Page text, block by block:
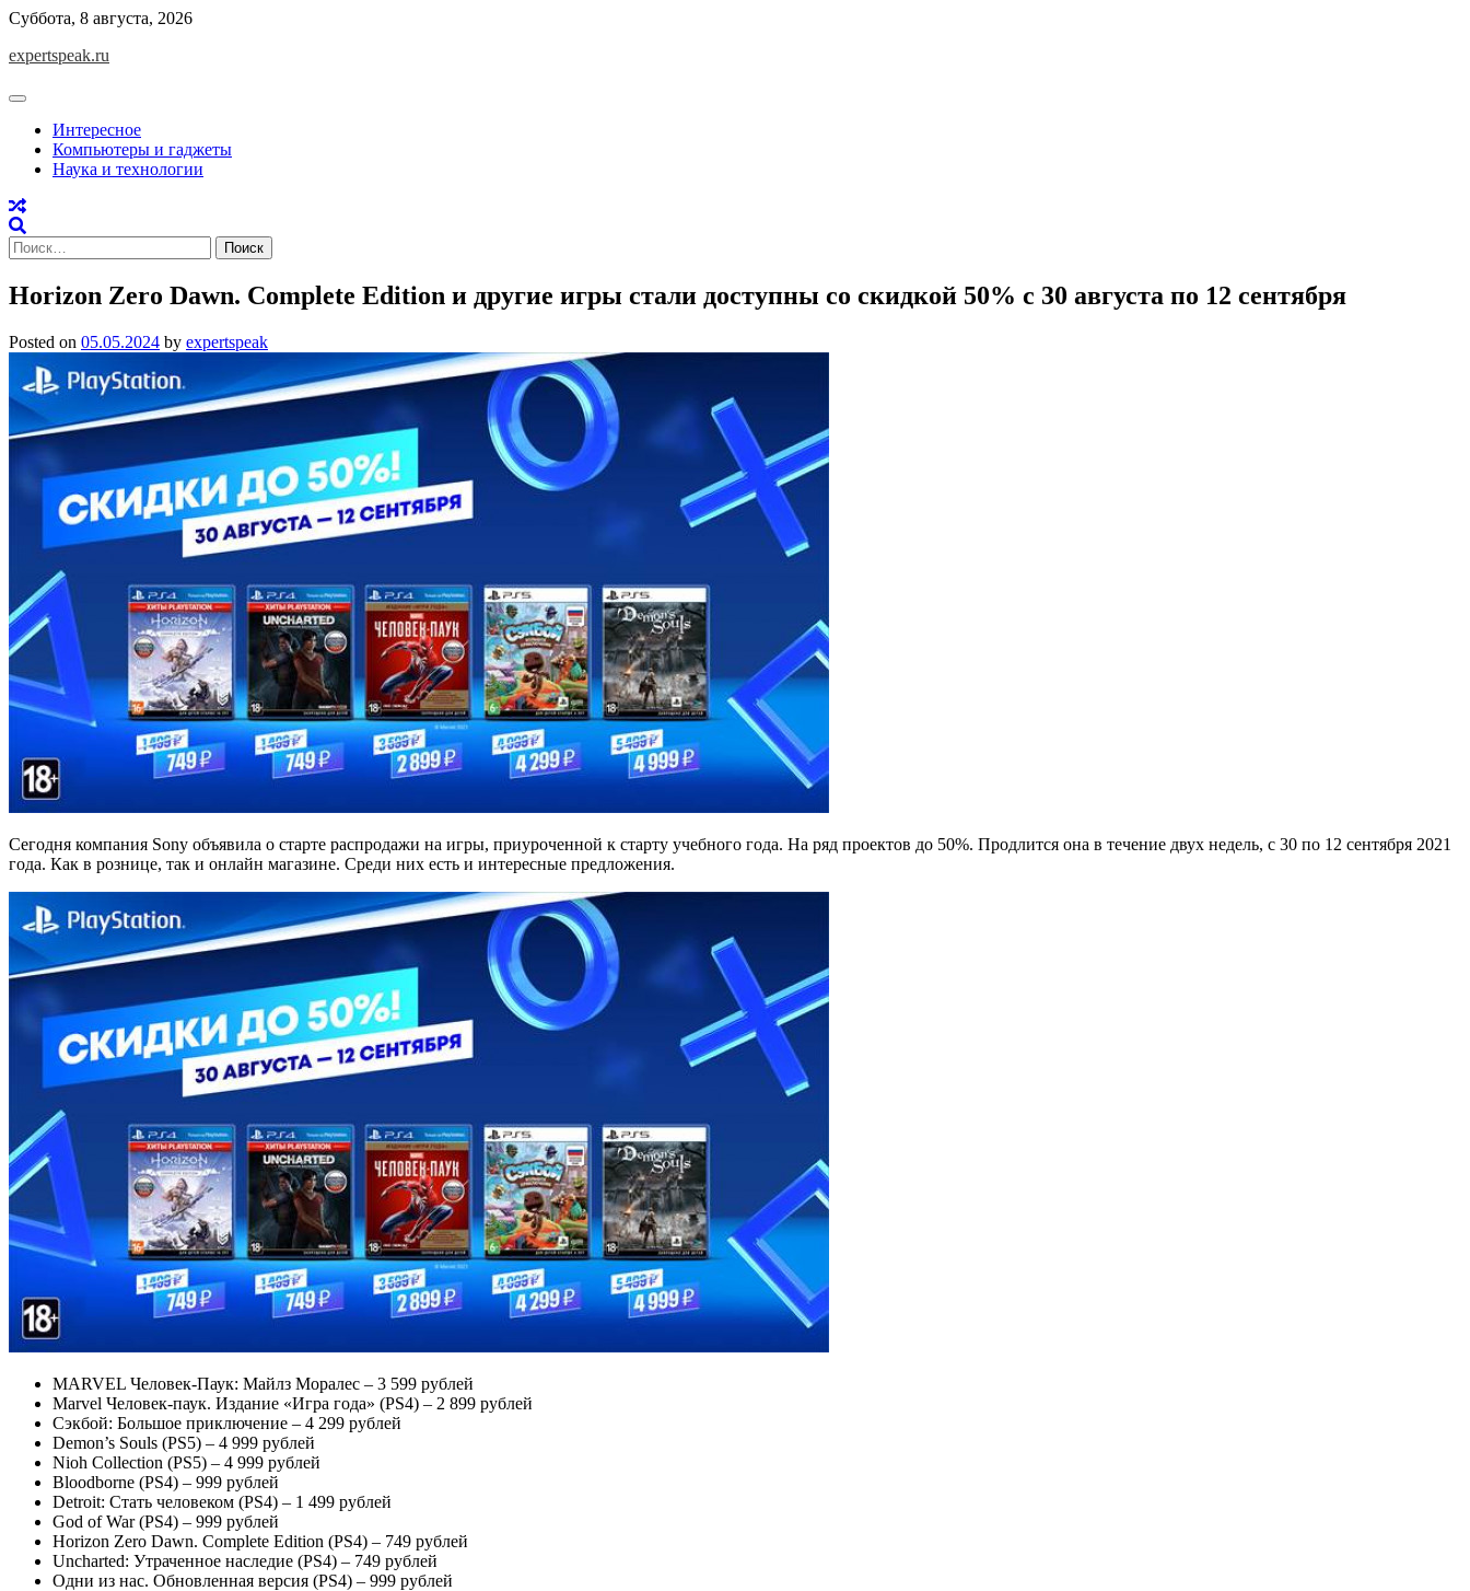
Skip
content
Суббота, 8 августа, 2026
expertspeak.ru
Интересное
Компьютеры и гаджеты
Наука и технологии
Найти:
Horizon Zero Dawn. Complete Edition и другие игры стали доступны со скидкой 50% с 30 августа по 12 сентября
Posted on 05.05.2024 by expertspeak
Сегодня компания Sony объявила о старте распродажи на игры, приуроченной к старту учебного года. На ряд проектов до 50%. Продлится она в течение двух недель, с 30 по 12 сентября 2021
года. Как в рознице, так и онлайн магазине. Среди них есть и интересные предложения.
MARVEL Человек-Паук: Майлз Моралес – 3 599 рублей
Marvel Человек-паук. Издание «Игра года» (PS4) – 2 899 рублей
Сэкбой: Большое приключение – 4 299 рублей
Demon’s Souls (PS5) – 4 999 рублей
Nioh Collection (PS5) – 4 999 рублей
Bloodborne (PS4) – 999 рублей
Detroit: Стать человеком (PS4) – 1 499 рублей
God of War (PS4) – 999 рублей
Horizon Zero Dawn. Complete Edition (PS4) – 749 рублей
Uncharted: Утраченное наследие (PS4) – 749 рублей
Одни из нас. Обновленная версия (PS4) – 999 рублей